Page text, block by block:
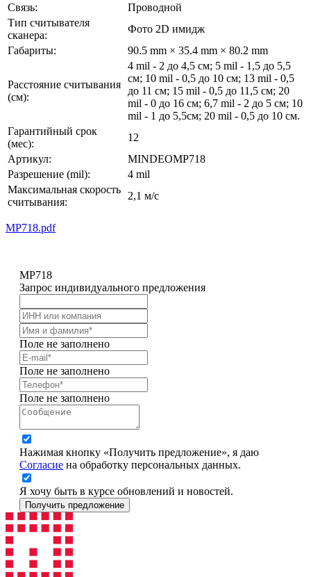
Связь:
Проводной
Тип считывателя
сканера:
Фото 2D имидж
Габариты:
90.5 mm × 35.4 mm × 80.2 mm
Расстояние считывания
(cм):
4 mil - 2 до 4,5 см; 5 mil - 1,5 до 5,5
см; 10 mil - 0,5 до 10 см; 13 mil - 0,5
до 11 см; 15 mil - 0,5 до 11,5 см; 20
mil - 0 до 16 см; 6,7 mil - 2 до 5 см; 10
mil - 1 до 5,5см; 20 mil - 0,5 до 10 см.
Гарантийный срок
(мес):
12
Артикул:
MINDEOMP718
Разрешение (mil):
4 mil
Максимальная скорость
считывания:
2,1 м/с
MP718.pdf
MP718
Запрос индивидуального предложения
Поле не заполнено
Поле не заполнено
Поле не заполнено
Нажимая кнопку «Получить предложение», я даю
Согласие на обработку персональных данных.
Я хочу быть в курсе обновлений и новостей.
Получить предложение